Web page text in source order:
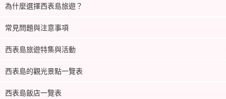
為什麼選擇西表島旅遊？
常見問題與注意事項
西表島旅遊特集與活動
西表島的觀光景點一覽表
西表島飯店一覽表